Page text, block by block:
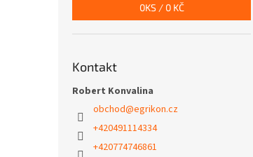
0KS / 0 KČ
Kontakt
Robert Konvalina
obchod@egrikon.cz
+420491114334
+420774746861